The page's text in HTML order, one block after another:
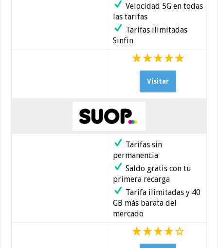
Velocidad 5G en todas
las tarifas
Tarifas ilimitadas
Sinfin
Visitar
Tarifas sin
permanencia
Saldo gratis con tu
primera recarga
Tarifa ilimitadas y 40
GB más barata del
mercado